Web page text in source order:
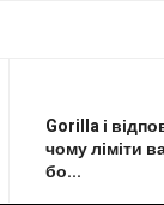
Gorilla і
чому ліміти
бо...